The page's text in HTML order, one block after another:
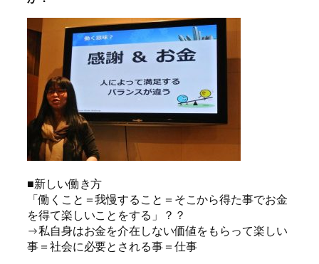
■新しい働き方
「働くこと＝我慢すること＝そこから得た事でお金
を得て楽しいことをする」？？
→私自身はお金を介在しない価値をもらって楽しい
事＝社会に必要とされる事＝仕事